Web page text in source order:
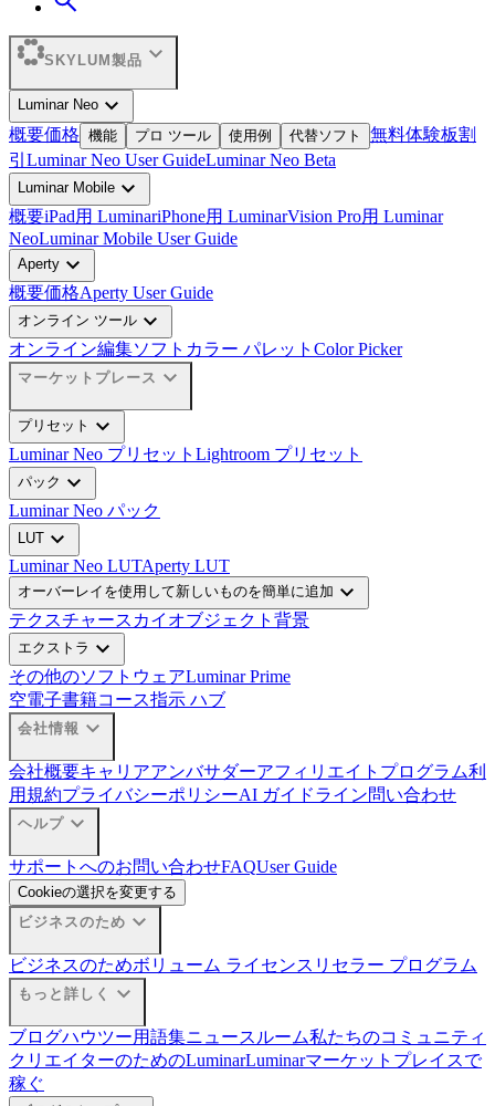
SKYLUM製品 expand_more
Luminar Neo expand_more
概要価格 機能 プロ ツール 使用例 代替ソフト 無料体験板割
引 Luminar Neo User GuideLuminar Neo Beta
Luminar Mobile expand_more
概要iPad用 LuminariPhone用 LuminarVision Pro用 Luminar
NeoLuminar Mobile User Guide
Aperty expand_more
概要価格Aperty User Guide
オンライン ツール expand_more
オンライン編集ソフト カラー パレット Color Picker
マーケットプレース expand_more
プリセット expand_more
Luminar Neo プリセット Lightroom プリセット
パック expand_more
Luminar Neo パック
LUT expand_more
Luminar Neo LUTAperty LUT
オーバーレイを使用して新しいものを簡単に追加 expand_more
テクスチャースカイオブジェクト 背景
エクストラ expand_more
その他のソフトウェアLuminar Prime
空電子書籍コース指示 ハブ
会社情報 expand_more
会社概要キャリアアンバサダーアフィリエイトプログラム利
用規約プライバシーポリシーAI ガイドライン問い合わせ
ヘルプ expand_more
サポートへのお問い合わせFAQUser Guide
Cookieの選択を変更する
ビジネスのため expand_more
ビジネスのためボリューム ライセンス リセラー プログラム
もっと詳しく expand_more
ブログハウツー用語集ニュースルーム私たちのコミュニティ
クリエイターのためのLuminarLuminarマーケットプレイスで
稼ぐ